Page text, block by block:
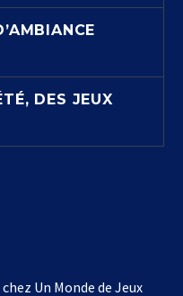
DES JEUX
Un Monde de Jeux